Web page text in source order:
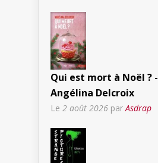
Qui est mort à Noël ? -
Angélina Delcroix
Le 2 août 2026 par Asdrap